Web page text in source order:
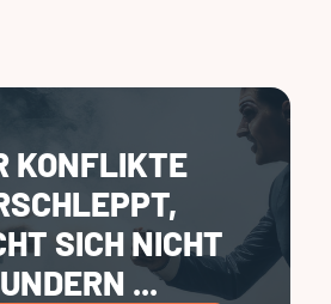
KONFLIKTE
SICH NICHT
...